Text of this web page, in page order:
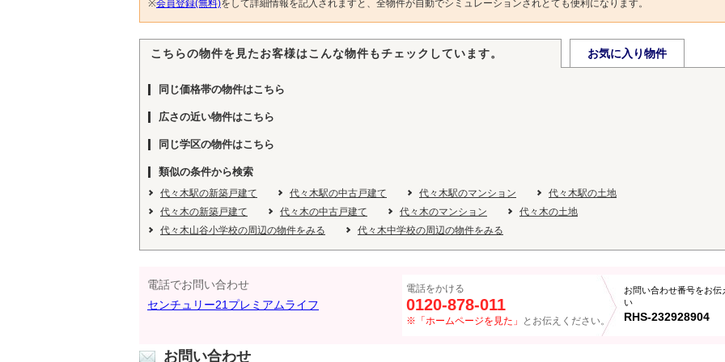
※会員登録(無料)をして詳細情報を記入されますと、全物件が自動でシミュレーションされとても便利になります。
こちらの物件を見たお客様はこんな物件もチェックしています。 お気に入り物件
同じ価格帯の物件はこちら
広さの近い物件はこちら
同じ学区の物件はこちら
類似の条件から検索
代々木駅の新築戸建て 代々木駅の中古戸建て 代々木駅のマンション
代々木駅の土地
代々木の新築戸建て
代々木の中古戸建て 代々木のマンション
代々木の土地
代々木山谷小学校の周辺の物件をみる
代々木中学校の周辺の物件をみる
電話でお問い合わせ
センチュリー21プレミアムライフ
電話をかける
0120-878-011
※「ホームページを見た」 とお伝えください。
お問い合わせ番号をお伝
い
RHS-232928904
お問い合わせ